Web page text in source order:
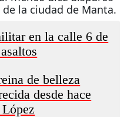
la ciudad de Manta.
en la calle 6 de
de belleza
desde hace